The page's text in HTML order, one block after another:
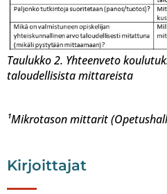
Taulukko 2. Yhteenveto
taloudellisista mittareista
¹Mikrotason mittarit
Kirjoittajat